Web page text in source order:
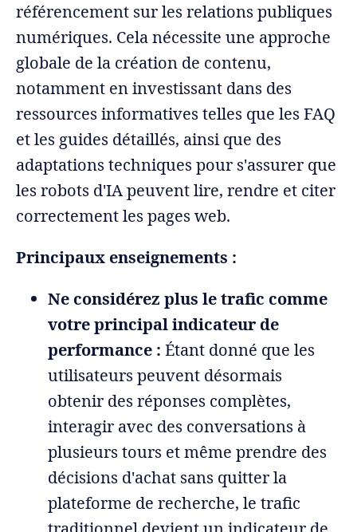
référencement sur les relations publiques
numériques. Cela nécessite une approche
globale de la création de contenu,
notamment en investissant dans des
ressources informatives telles que les FAQ
et les guides détaillés, ainsi que des
adaptations techniques pour s'assurer que
les robots d'IA peuvent lire, rendre et citer
correctement les pages web.
Principaux enseignements :
Ne considérez plus le trafic comme
votre principal indicateur de
performance : Étant donné que les
utilisateurs peuvent désormais
obtenir des réponses complètes,
interagir avec des conversations à
plusieurs tours et même prendre des
décisions d'achat sans quitter la
plateforme de recherche, le trafic